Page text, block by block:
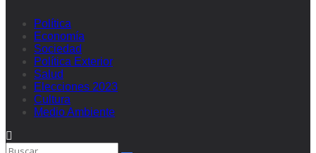
Política
Economía
Sociedad
Política Exterior
Salud
Elecciones 2023
Cultura
Medio Ambiente